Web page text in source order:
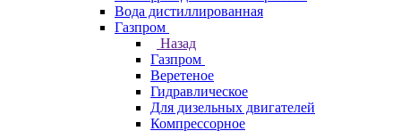
Вода дистиллированная
Газпром
Назад
Газпром
Веретеное
Гидравлическое
Для дизельных двигателей
Компрессорное